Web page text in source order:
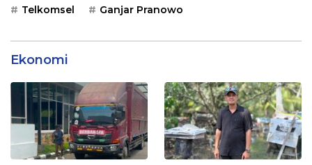
Telkomsel Ganjar Pranowo
Ekonomi